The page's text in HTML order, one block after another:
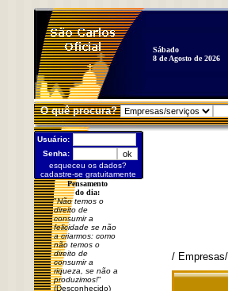
Sábado
8 de Agosto de 2026
O quê procura?
Usuário:
Senha:
esqueceu os dados?
cadastre-se gratuitamente
Pensamento
do dia:
"Não temos o
direito de
consumir a
felicidade se não
a criarmos: como
não temos o
direito de
consumir a
riqueza, se não a
produzimos!"
(Desconhecido)
/